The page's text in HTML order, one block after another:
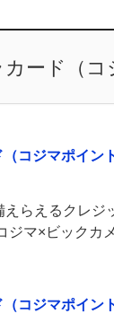
ード（
コジマポイン
らえるクレジ
ジマ×ビックカ
コジマポイン